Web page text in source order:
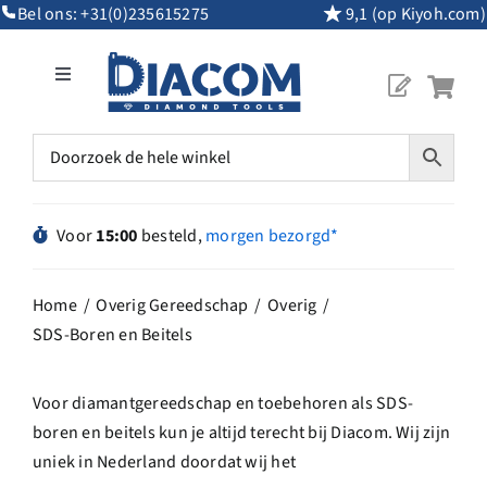
GaBel ons:+31(0)235615275 9,1 (op Kiyoh.com)
Toggle
Navigation
Mijn Account
Overig Gereedschap
Maatwerk
Voor15:00 besteld,morgen bezorgd*
Home Overig Gereedschap
Overig
SDS-Boren en Beitels
Voor diamantgereedschap en toebehoren als SDS-
boren en beitels kun je altijd terecht bij Diacom. Wij zijn
uniek in Nederland doordat wij het